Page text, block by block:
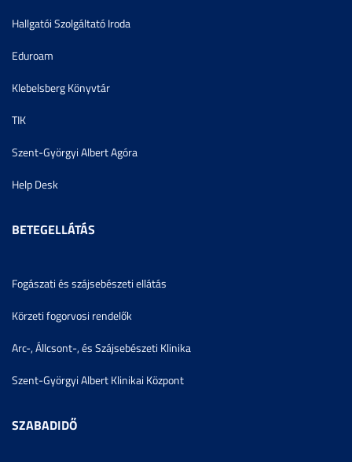
Hallgatói Szolgáltató Iroda
Eduroam
Klebelsberg Könyvtár
TIK
Szent-Györgyi Albert Agóra
Help Desk
BETEGELLÁTÁS
Fogászati és szájsebészeti ellátás
Körzeti fogorvosi rendelők
Arc-, Állcsont-, és Szájsebészeti Klinika
Szent-Györgyi Albert Klinikai Központ
SZABADIDŐ